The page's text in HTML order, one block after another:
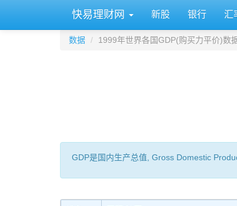
快易理财网 新股 银行 汇
数据 1999年世界各国GDP(购买力平价)数
GDP是国内生产总值, Gross Domestic